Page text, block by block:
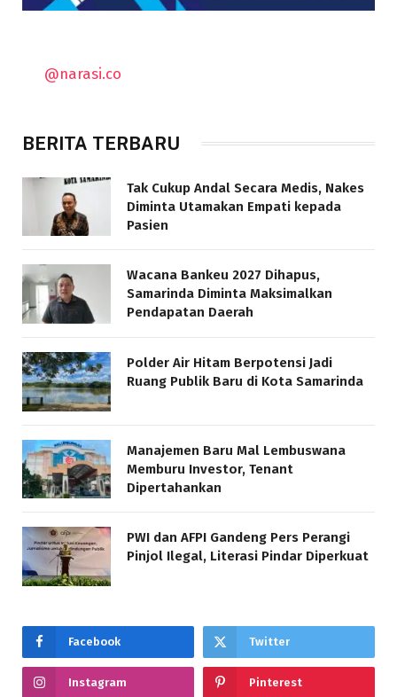
@narasi.co
BERITA TERBARU
Tak Cukup Andal Secara Medis, Nakes
Diminta Utamakan Empati kepada
Pasien
Wacana Bankeu 2027 Dihapus,
Samarinda Diminta Maksimalkan
Pendapatan Daerah
Polder Air Hitam Berpotensi Jadi
Ruang Publik Baru di Kota Samarinda
Manajemen Baru Mal Lembuswana
Memburu Investor, Tenant
Dipertahankan
PWI dan AFPI Gandeng Pers Perangi
Pinjol Ilegal, Literasi Pindar Diperkuat
Facebook Twitter
Instagram Pinterest